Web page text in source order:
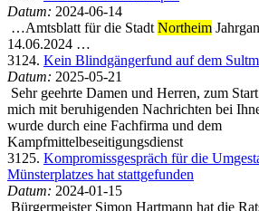
Datum: 2024-06-14
…Amtsblatt für die Stadt Northeim
14.06.2024 …
3124. Kein Blindgängerfund auf dem
Datum: 2025-05-21
Sehr geehrte Damen und Herren, zum
mich mit beruhigenden Nachrichten bei
wurde durch eine Fachfirma und dem
Kampfmittelbeseitigungsdienst
3125. Kompromissgespräch für die
Münsterplatzes hat stattgefunden
Datum: 2024-01-15
Bürgermeister Simon Hartmann hat die